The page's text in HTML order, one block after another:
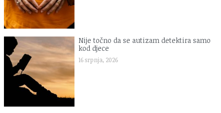
Nije točno da se autizam detektira samo
kod djece
16 srpnja, 2026